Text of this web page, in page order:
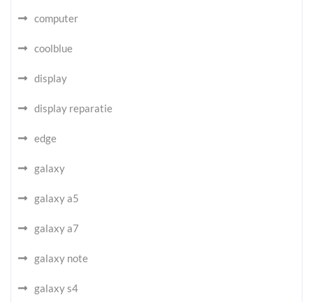
computer
coolblue
display
display reparatie
edge
galaxy
galaxy a5
galaxy a7
galaxy note
galaxy s4